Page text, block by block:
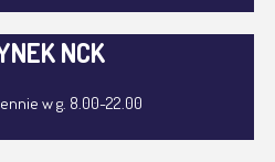
NCK
w g. 8.00-22.00